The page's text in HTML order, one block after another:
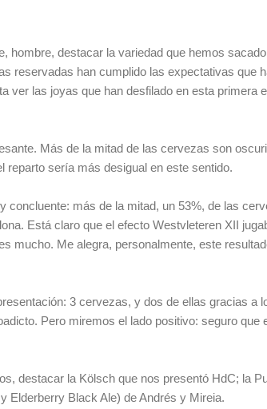
hombre, destacar la variedad que hemos
reservadas han cumplido las expectativas que
ver las joyas que han desfilado en esta primera
Más de la mitad de las cervezas son
reparto sería más desigual en este sentido.
concluente: más de la mitad, un 53%, de las
Está claro que el efecto Westvleteren XII
mucho. Me alegra, personalmente, este
3 cervezas, y dos de ellas gracias a
Pero miremos el lado positivo: seguro que
destacar la Kölsch que nos presentó HdC; la
Elderberry Black Ale) de Andrés y Mireia.